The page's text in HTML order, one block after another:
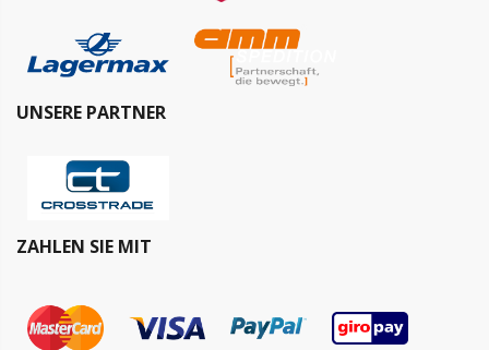
UNSERE PARTNER
ZAHLEN SIE MIT